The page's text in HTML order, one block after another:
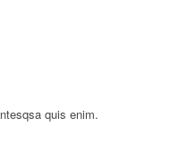
quis enim.